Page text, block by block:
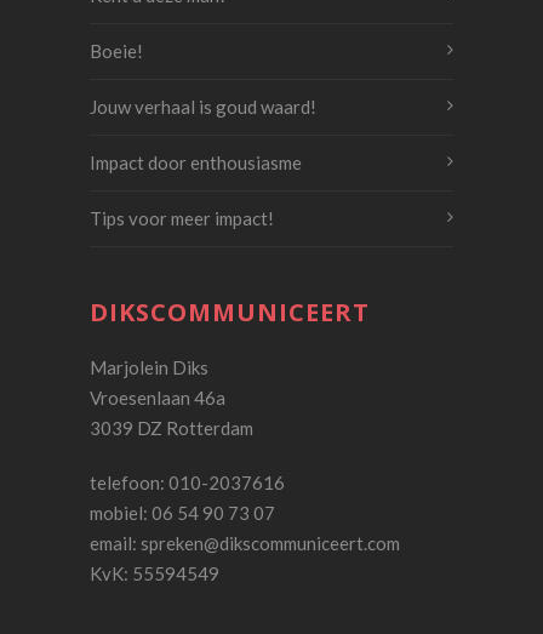
Boeie!
Jouw verhaal is goud waard!
Impact door enthousiasme
Tips voor meer impact!
DIKSCOMMUNICEERT
Marjolein Diks
Vroesenlaan 46a
3039 DZ Rotterdam
telefoon: 010-2037616
mobiel: 06 54 90 73 07
email: spreken@dikscommuniceert.com
KvK: 55594549